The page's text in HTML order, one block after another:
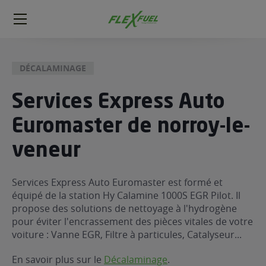
FlexFuel
Méga
le Décalaminage
du carburant avec
garagiste
DÉCALAMINAGE
Services Express Auto
Euromaster de norroy-le-
veneur
Services Express Auto Euromaster est formé et
équipé de la station Hy Calamine 1000S EGR Pilot. Il
propose des solutions de nettoyage à l'hydrogène
pour éviter l'encrassement des pièces vitales de votre
voiture : Vanne EGR, Filtre à particules, Catalyseur...
En savoir plus sur le Décalaminage.